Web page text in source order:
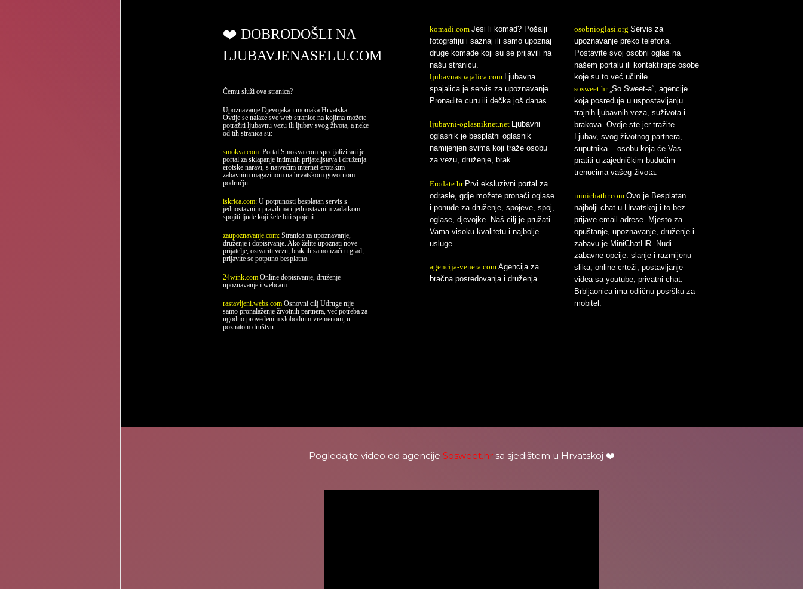
❤️ DOBRODOŠLI NA
LJUBAVJENASELU.COM
Čemu služi ova stranica?
Upoznavanje Djevojaka i momaka Hrvatska...
Ovdje se nalaze sve web stranice na kojima možete
potražiti ljubavnu vezu ili ljubav svog života, a neke
od tih stranica su:
smokva.com: Portal Smokva.com specijalizirani je
portal za sklapanje intimnih prijateljstava i druženja
erotske naravi, s najvećim internet erotskim
zabavnim magazinom na hrvatskom govornom
području.
iskrica.com: U potpunosti besplatan servis s
jednostavnim pravilima i jednostavnim zadatkom:
spojiti ljude koji žele biti spojeni.
zaupoznavanje.com: Stranica za upoznavanje,
druženje i dopisivanje. Ako želite upoznati nove
prijatelje, ostvariti vezu, brak ili samo izaći u grad,
prijavite se potpuno besplatno.
24wink.com Online dopisivanje, druženje
upoznavanje i webcam.
rastavljeni.webs.com Osnovni cilj Udruge nije
samo pronalaženje životnih partnera, već potreba za
ugodno provedenim slobodnim vremenom, u
poznatom društvu.
komadi.com Jesi li komad? Pošalji
fotografiju i saznaj ili samo upoznaj
druge komade koji su se prijavili na
našu stranicu.
ljubavnaspajalica.com
Ljubavna
spajalica je servis za upoznavanje.
Pronađite curu ili dečka još danas.
ljubavni-oglasniknet.net Ljubavni
oglasnik je besplatni oglasnik
namijenjen svima koji traže osobu
za vezu, druženje, brak...
Erodate.hr Prvi eksluzivni portal za
odrasle, gdje možete pronaći oglase
i ponude za druženje, spojeve, spoj,
oglase, djevojke. Naš cilj je pružati
Vama visoku kvalitetu i najbolje
usluge.
agencija-venera.com Agencija za
bračna posredovanja i druženja.
osobnioglasi.org Servis za
upoznavanje preko telefona.
Postavite svoj osobni oglas na
našem portalu ili kontaktirajte osobe
koje su to već učinile.
sosweet.hr „So Sweet-a“, agencije
koja posreduje u uspostavljanju
trajnih ljubavnih veza, suživota i
brakova. Ovdje ste jer tražite
Ljubav, svog životnog partnera,
suputnika... osobu koja će Vas
pratiti u zajedničkim budućim
trenucima vašeg života.
minichathr.com Ovo je Besplatan
najbolji chat u Hrvatskoj i to bez
prijave email adrese. Mjesto za
opuštanje, upoznavanje, druženje i
zabavu je MiniChatHR. Nudi
zabavne opcije: slanje i razmijenu
slika, online crteži, postavljanje
videa sa youtube, privatni chat.
Brbljaonica ima odličnu posršku za
mobitel.
Pogledajte video od agencije Sosweet.hrsa sjedištem u Hrvatskoj ❤️